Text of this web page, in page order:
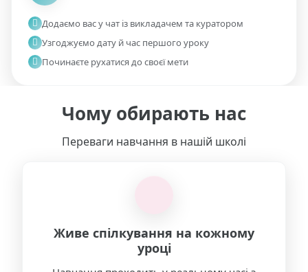
Додаємо вас у чат із викладачем та куратором
Узгоджуємо дату й час першого уроку
Починаєте рухатися до своєї мети
Чому обирають нас
Переваги навчання в нашій школі
Живе спілкування на кожному
уроці